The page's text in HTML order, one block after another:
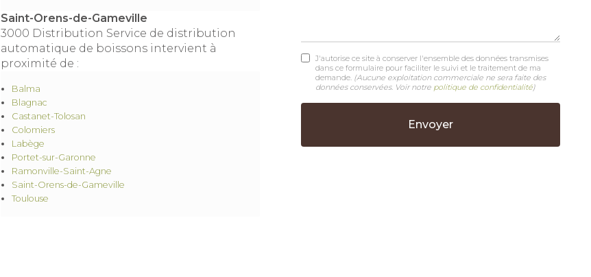
Saint-Orens-de-Gameville
3000 Distribution Service de distribution
automatique de boissons intervient à
proximité de :
Balma
Blagnac
Castanet-Tolosan
Colomiers
Labège
Portet-sur-Garonne
Ramonville-Saint-Agne
Saint-Orens-de-Gameville
Toulouse
J'autorise ce site à conserver l'ensemble des données transmises
dans ce formulaire pour faciliter le suivi et le traitement de ma
demande. (Aucune exploitation commerciale ne sera faite des
données conservées. Voir notre politique de confidentialité)